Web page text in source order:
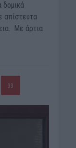
απίστευτα
Με άρτια
33